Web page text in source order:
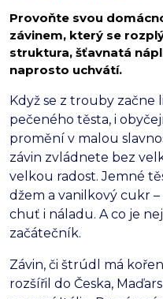
Provoňte svou
závinem, který se
struktura, šťavnatá
naprosto uchvátí.
Když se z trouby
pečeného těsta, i
promění v malou
závin zvládnete bez
velkou radost. Jemné
džem a vanilkový cukr
chuť i náladu. A co je
začátečník.
Závin, či štrúdl má
rozšířil do Česka,